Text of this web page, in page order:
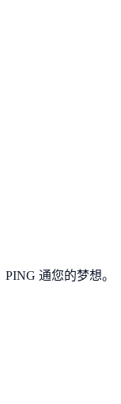
PING 通您的梦想。